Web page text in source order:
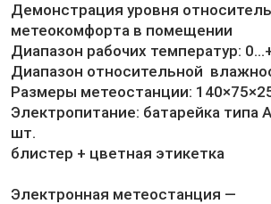
Демонстрация уровня
метеокомфорта в помещении
Диапазон рабочих температур:
Диапазон относительной
Размеры метеостанции:
Электропитание: батарейка типа
шт.
блистер + цветная этикетка
Электронная метеостанция —